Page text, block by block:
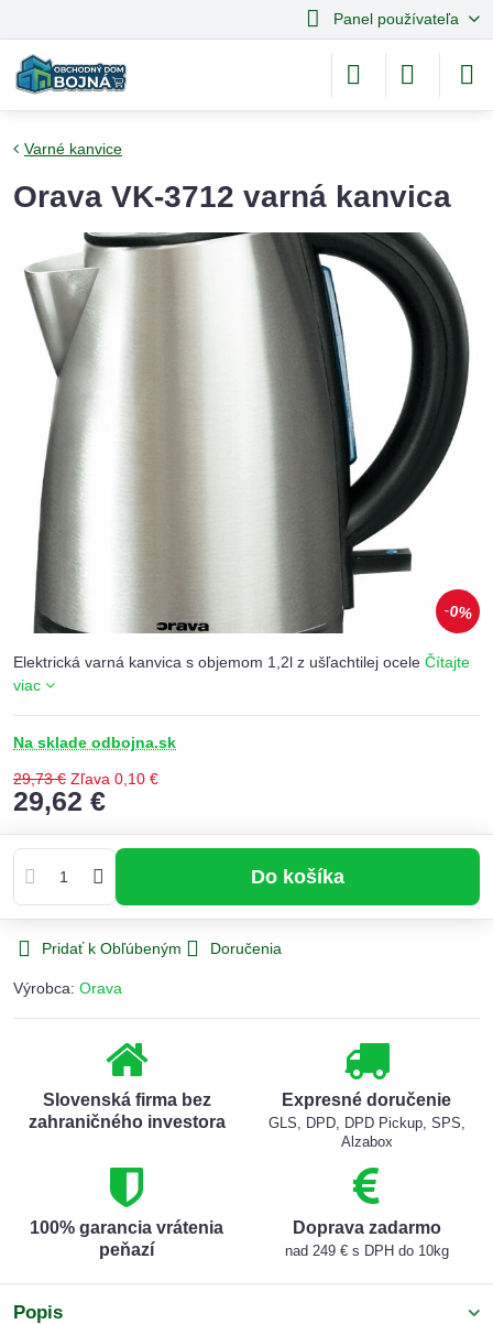
Panel používateľa
0%
Varné kanvice
Orava VK-3712 varná kanvica
Elektrická varná kanvica s objemom 1,2l z ušľachtilej ocele Čítajte
viac
Na sklade odbojna.sk
29,73 € Zľava 0,10 €
29,62 €
Do košíka
Pridať k Obľúbeným Doručenia
Výrobca: Orava
Slovenská firma bez
zahraničného investora
Expresné doručenie
GLS, DPD, DPD Pickup, SPS,
Alzabox
100% garancia vrátenia
peňazí
Doprava zadarmo
nad 249 € s DPH do 10kg
Popis